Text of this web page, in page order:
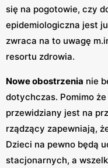
się na pogotowie, czy
epidemiologiczna jest
zwraca na to uwagę
resortu zdrowia.
Nowe obostrzenia nie
dotychczas. Pomimo
przewidziany jest na
rządzący zapewniają,
Dzieci na pewno będą
stacjonarnych, a